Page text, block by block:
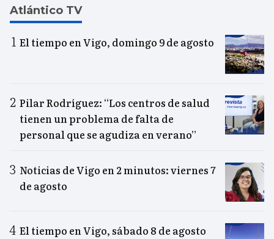
Atlántico TV
El tiempo en Vigo, domingo 9 de agosto
Pilar Rodríguez: “Los centros de salud
tienen un problema de falta de
personal que se agudiza en verano”
Noticias de Vigo en 2 minutos: viernes 7
de agosto
El tiempo en Vigo, sábado 8 de agosto